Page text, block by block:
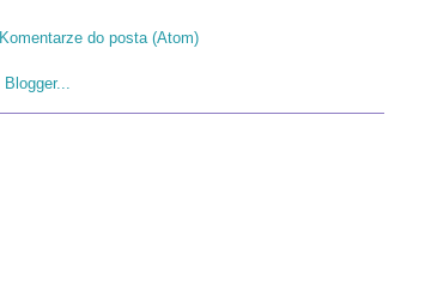
Komentarze do posta (Atom)